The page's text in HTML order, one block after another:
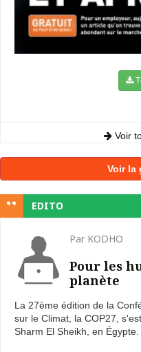
Voir
Voir la
EDITO
Par KODHO
Pour les
planète
La 27ème édition de la
sur le Climat, la COP27,
Sharm El Sheikh, en Égypte.